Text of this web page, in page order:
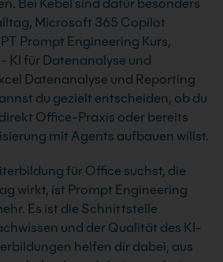
Bei Kebel sind dafür besonders
Microsoft 365 Copilot
Prompt Engineering Kurs,
KI für Datenanalyse und
Datenanalyse und Reporting
du gezielt entscheiden, ob du
Office-Praxis oder bereits
mit Agents aufbauen willst.
für Office suchst, die
wirkt, ist Prompt Engineering
Es ist die Schnittstelle
und der Qualität des KI-
helfen dir dabei, aus